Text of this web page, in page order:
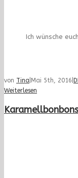
Ich wünsche
von Tina Mai 5th, 2016
Weiterlesen
Karamellbonbons